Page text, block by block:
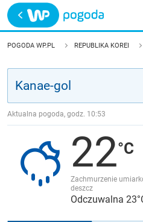
Trwa ładowanie
POLSKA
JAKOŚĆ POWIETRZA
POGODA WP.PL REPUBLIKA KOREI
Aktualna pogoda, godz. 10:53
22
Zachmurzenie
deszcz
Odczuwalna